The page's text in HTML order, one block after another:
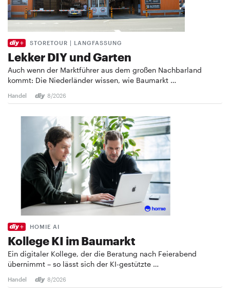
STORETOUR | LANGFASSUNG
Lekker DIY und Garten
Auch wenn der Marktführer aus dem großen Nachbarland
kommt: Die Niederländer wissen, wie Baumarkt …
Handel 8/2026
HOMIE AI
Kollege KI im Baumarkt
Ein digitaler Kollege, der die Beratung nach Feierabend
übernimmt – so lässt sich der KI-gestützte …
Handel 8/2026